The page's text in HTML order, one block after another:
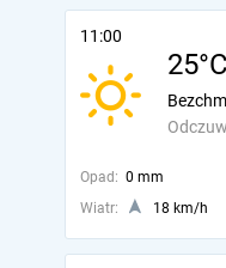
11:00
25°C
Opad: 0 mm
Wiatr:
18 km/h